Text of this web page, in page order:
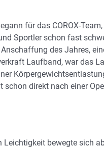
für das COROX-
Sportler schon fast
des Jahres,
Laufband, war das
schon direkt nach einer
Leichtigkeit bewegte sich